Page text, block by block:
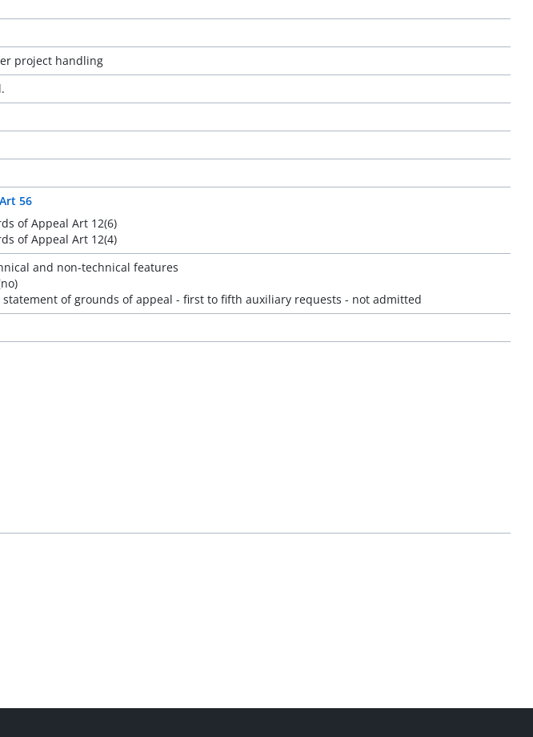
project handling
56
of Appeal Art 12(6)
of Appeal Art 12(4)
and non-technical features
of grounds of appeal - first to fifth auxiliary requests - not admitted